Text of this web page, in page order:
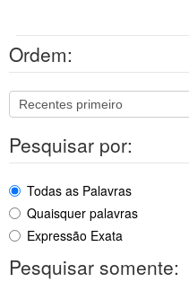
Ordem:
Pesquisar por:
Todas as Palavras
Quaisquer palavras
Expressão Exata
Pesquisar somente: